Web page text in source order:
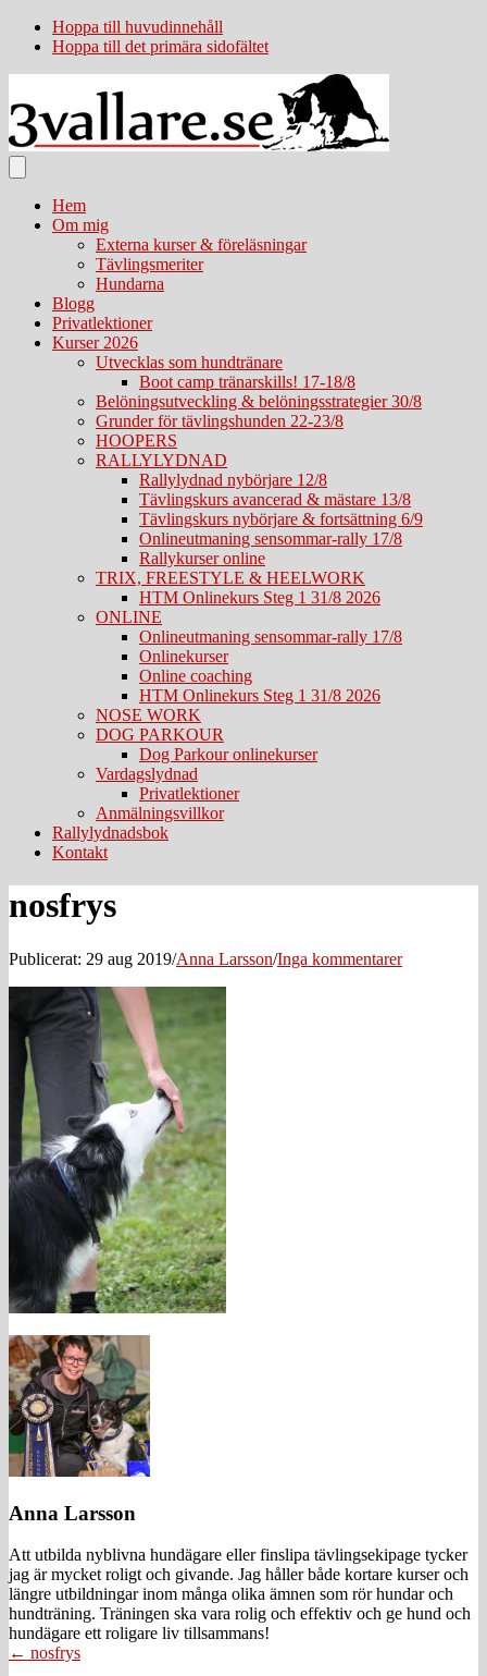
Hoppa till huvudinnehåll
Hoppa till det primära sidofältet
Hem
Om mig
Externa kurser & föreläsningar
Tävlingsmeriter
Hundarna
Blogg
Privatlektioner
Kurser 2026
Utvecklas som hundtränare
Boot camp tränarskills! 17-18/8
Belöningsutveckling & belöningsstrategier 30/8
Grunder för tävlingshunden 22-23/8
HOOPERS
RALLYLYDNAD
Rallylydnad nybörjare 12/8
Tävlingskurs avancerad & mästare 13/8
Tävlingskurs nybörjare & fortsättning 6/9
Onlineutmaning sensommar-rally 17/8
Rallykurser online
TRIX, FREESTYLE & HEELWORK
HTM Onlinekurs Steg 1 31/8 2026
ONLINE
Onlineutmaning sensommar-rally 17/8
Onlinekurser
Online coaching
HTM Onlinekurs Steg 1 31/8 2026
NOSE WORK
DOG PARKOUR
Dog Parkour onlinekurser
Vardagslydnad
Privatlektioner
Anmälningsvillkor
Rallylydnadsbok
Kontakt
nosfrys
Publicerat: 29 aug 2019/Anna Larsson/Inga kommentarer
Anna Larsson
Att utbilda nyblivna hundägare eller finslipa tävlingsekipage tycker
jag är mycket roligt och givande. Jag håller både kortare kurser och
längre utbildningar inom många olika ämnen som rör hundar och
hundträning. Träningen ska vara rolig och effektiv och ge hund och
hundägare ett roligare liv tillsammans!
Posts
← nosfrys